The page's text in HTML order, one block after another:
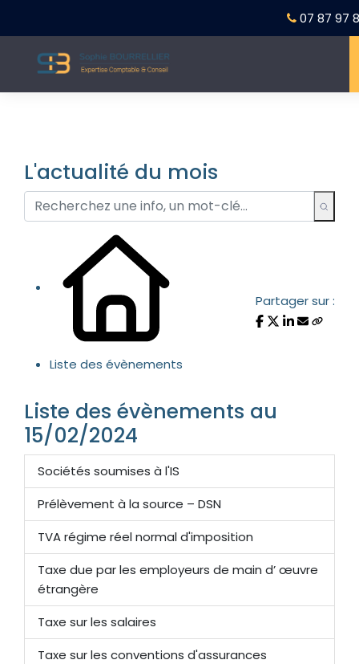
07 87 97
L'actualité du mois
Liste des évènements
Partager sur :
Liste des évènements au
15/02/2024
Sociétés soumises à l'IS
Prélèvement à la source – DSN
TVA régime réel normal d'imposition
Taxe due par les employeurs de main d’ œuvre
étrangère
Taxe sur les salaires
Taxe sur les conventions d'assurances